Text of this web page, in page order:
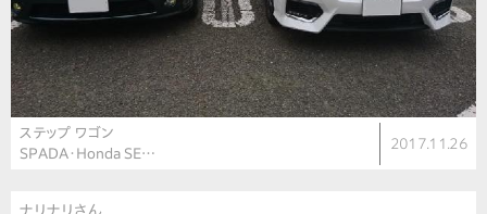
ステップ ワゴン
SPADA・Honda SE…
2017.11.26
ナリナリさん